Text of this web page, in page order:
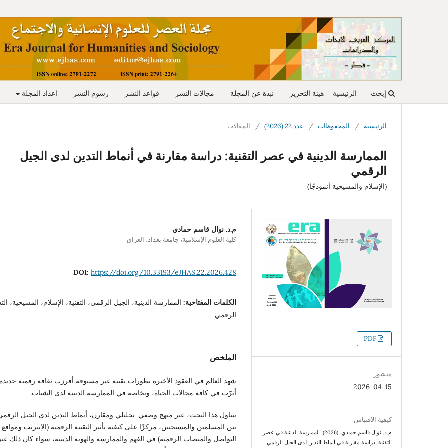
الرئيسية هيئة التحرير نبذة عن المجلة مجالات النشر قواعد النشر رسوم النشر اعداد المجلة إبحث
الرئيسية / المحفوظات / عدد 22 (2026) / المقالات
الممارسة الدينية في عصر التقنية: دراسة مقارنة في أنماط التدين لدى الجيل
الرقمي
(الإسلام والمسيحية أنموذجًا)
م.د. نوال قاسم حمادي
كلية العلوم الإسلامية، جامعة بغداد، العراق
DOI: https://doi.org/10.33193/eJHAS.22.2026.428
الكلمات المفتاحية: الممارسة الدينية، الجيل الرقمي، التقنية، الإسلام، المسيحية،
الرقمي
الملخص
شهد العالم في العقود الأخيرة تطورات تقنية غير مسبوقة أفرزت ثقافة رقمية جديدة
أثرّت في كافة مجالات الحياة، وبخاصة في الممارسة الدينية لدى الشباب.
يتناول هذا البحث، عبر منهج وصفي-تحليلي ومقارن، أنماط التدين لدى الجيل
بين المسلمين والمسيحيين، مركزًا على كيفية تأثير التقنية الرقمية (الإنترنت ومواقع
التواصل والمنصات الرقمية) في الفهم والممارسة والهوية الدينية، سواء كان ذلك
التنزيلات
PDF
منشور
2026-04-15
كيفية الاقتباس
م.د. نوال قاسم حمادي. (2026). الممارسة الدينية في عصر
التقنية: دراسة مقارنة في أنماط التدين لدى الجيل الرقمي: